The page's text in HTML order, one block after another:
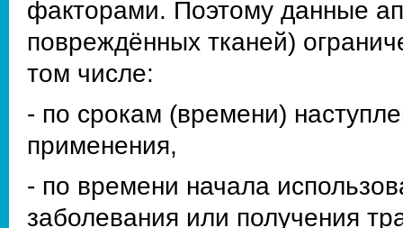
факторами. Поэтому данные
повреждённых тканей)
том числе:
- по срокам (времени)
применения,
- по времени начала
заболевания или получения